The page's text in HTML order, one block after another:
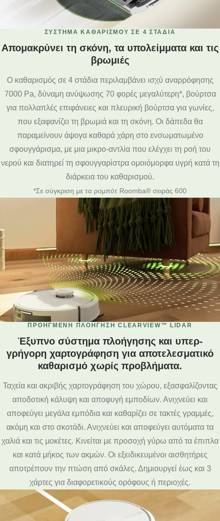
ΣΎΣΤΗΜΑ ΚΑΘΑΡΙΣΜΟΎ ΣΕ 4 ΣΤΆΔΙΑ
Απομακρύνει τη σκόνη, τα υπολείμματα και τις
βρωμιές
Ο καθαρισμός σε 4 στάδια περιλαμβάνει ισχύ αναρρόφησης
7000 Pa, δύναμη ανύψωσης 70 φορές μεγαλύτερη*, βούρτσα
για πολλαπλές επιφάνειες και πλευρική βούρτσα για γωνίες,
που εξαφανίζει τη βρωμιά και τη σκόνη. Οι δάπεδα θα
παραμείνουν άψογα καθαρά χάρη στο ενσωματωμένο
σφουγγάρισμα, με μια μικρο-αντλία που ελέγχει τη ροή του
νερού και διατηρεί τη σφουγγαρίστρα ομοιόμορφα υγρή κατά τη
διάρκεια του καθαρισμού.
*Σε σύγκριση με τα ρομπότ Roomba® σειράς 600
ΠΡΟΗΓΜΈΝΗ ΠΛΟΉΓΗΣΗ CLEARVIEW™ LIDAR
Έξυπνο σύστημα πλοήγησης και υπερ-
γρήγορη χαρτογράφηση για αποτελεσματικό
καθαρισμό χωρίς προβλήματα.
Ταχεία και ακριβής χαρτογράφηση του χώρου, εξασφαλίζοντας
αποδοτική κάλυψη και αποφυγή εμποδίων. Ανιχνεύει και
αποφεύγει μεγάλα εμπόδια και καθαρίζει σε τακτές γραμμές,
ακόμη και στο σκοτάδι. Ανιχνεύει και αποφεύγει αυτόματα τα
χαλιά και τις μοκέτες. Κινείται με προσοχή γύρω από τα έπιπλα
και κατά μήκος των ακμών. Οι εξειδικευμένοι αισθητήρες
αποτρέπουν την πτώση από σκάλες. Δημιουργεί έως και 3
χάρτες για διαφορετικούς ορόφους ή περιοχές.